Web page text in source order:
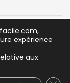
expérience
aux